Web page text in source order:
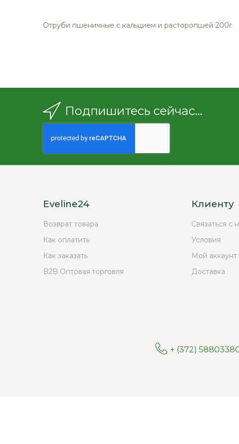
Отруби пшеничные с кальцием и расторопшей 200г
Подпишитесь сейчас...
Eveline24
Возврат товара
Как оплатить
Как заказать
B2B Оптовая торговля
Клиенту
Связаться с
Условия
Мой аккаунт
Доставка
+ (372)